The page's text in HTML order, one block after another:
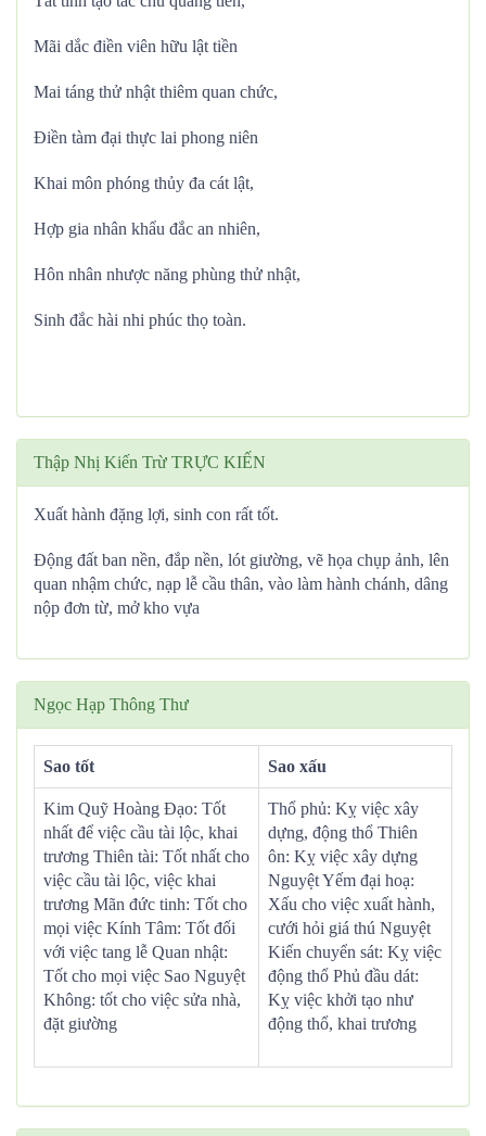
Mãi dắc điền viên hữu lật tiền
Mai táng thử nhật thiêm quan chức,
Điền tàm đại thực lai phong niên
Khai môn phóng thủy đa cát lật,
Hợp gia nhân khẩu đắc an nhiên,
Hôn nhân nhược năng phùng thử nhật,
Sinh đắc hài nhi phúc thọ toàn.
Thập Nhị Kiến Trừ TRỰC KIẾN
Xuất hành đặng lợi, sinh con rất tốt.
Động đất ban nền, đắp nền, lót giường, vẽ họa chụp ảnh, lên
quan nhậm chức, nạp lễ cầu thân, vào làm hành chánh, dâng
nộp đơn từ, mở kho vựa
Ngọc Hạp Thông Thư
Sao tốt Sao xấu
Kim Quỹ Hoàng Đạo: Tốt
nhất để việc cầu tài lộc, khai
trương Thiên tài: Tốt nhất cho
việc cầu tài lộc, việc khai
trương Mãn đức tinh: Tốt cho
mọi việc Kính Tâm: Tốt đối
với việc tang lễ Quan nhật:
Tốt cho mọi việc Sao Nguyệt
Không: tốt cho việc sửa nhà,
đặt giường
Thổ phủ: Kỵ việc xây
dựng, động thổ Thiên
ôn: Kỵ việc xây dựng
Nguyệt Yếm đại hoạ:
Xấu cho việc xuất hành,
cưới hỏi giá thú Nguyệt
Kiến chuyển sát: Kỵ việc
động thổ Phủ đầu dát:
Kỵ việc khởi tạo như
động thổ, khai trương